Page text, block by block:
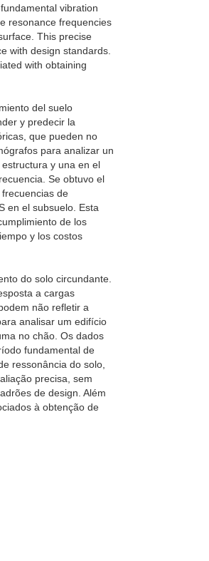
vibration
resonance frequencies
This precise
with design standards.
with obtaining
del suelo
y predecir la
que pueden no
para analizar un
y una en el
Se obtuvo el
de
en el subsuelo. Esta
de los
y los costos
do solo circundante.
a cargas
não refletir a
analisar um edifício
no chão. Os dados
fundamental de
ressonância do solo,
precisa, sem
de design. Além
à obtenção de